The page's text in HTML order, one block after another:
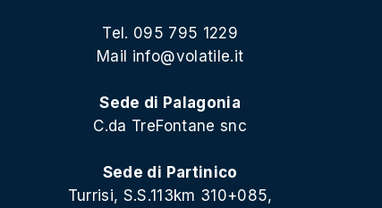
Tel. 095 795 1229
Mail info@volatile.it
Sede di Palagonia
C.da TreFontane snc
Sede di Partinico
Turrisi, S.S.113km 310+085,